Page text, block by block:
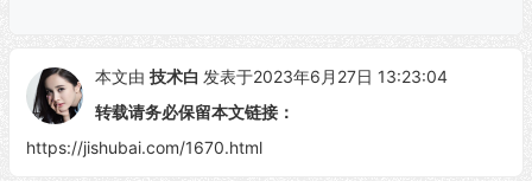
本文由 技术白 发表于2023年6月27日 13:23:04
转载请务必保留本文链接：
https://jishubai.com/1670.html